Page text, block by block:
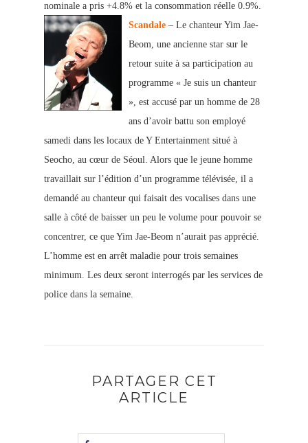
nominale a pris +4.8% et la consommation réelle 0.9%.
Scandale – Le chanteur Yim Jae-
Beom, une ancienne star sur le
retour suite à sa participation au
programme « Je suis un chanteur
», est accusé par un homme de 28
ans d’avoir battu son employé
samedi dans les locaux de Y Entertainment situé à
Seocho, au cœur de Séoul. Alors que le jeune homme
travaillait sur l’édition d’un programme télévisée, il a
demandé au chanteur qui faisait des vocalises dans une
salle à côté de baisser un peu le volume pour pouvoir se
concentrer, ce que Yim Jae-Beom n’aurait pas apprécié.
L’homme est en arrêt maladie pour trois semaines
minimum. Les deux seront interrogés par les services de
police dans la semaine.
PARTAGER CET
ARTICLE